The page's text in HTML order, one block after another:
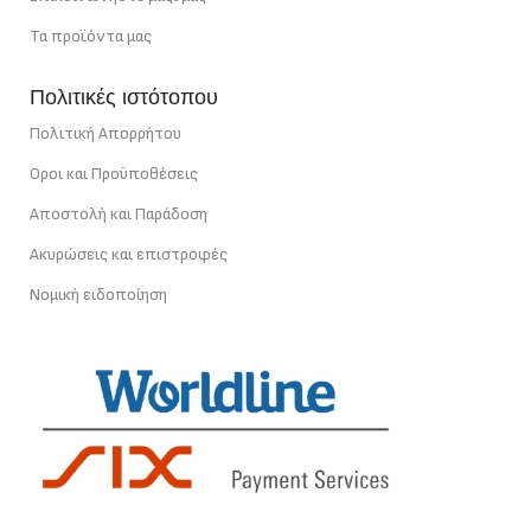
Τα προϊόντα μας
Πολιτικές ιστότοπου
Πολιτική Απορρήτου
Οροι και Προϋποθέσεις
Αποστολή και Παράδοση
Ακυρώσεις και επιστροφές
Νομική ειδοποίηση